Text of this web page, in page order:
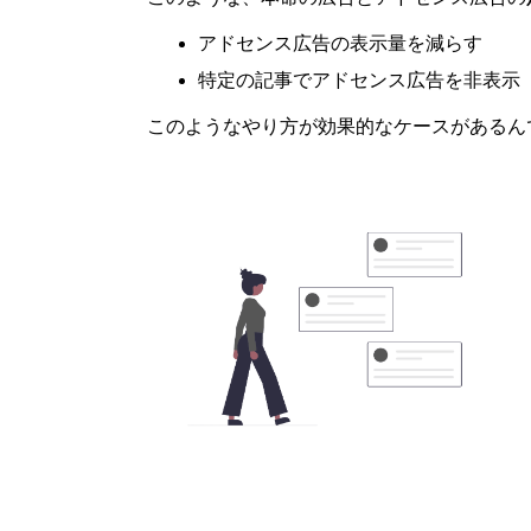
アドセンス広告の表示量を減らす
特定の記事でアドセンス広告を非表示
このようなやり方が効果的なケースがあるん